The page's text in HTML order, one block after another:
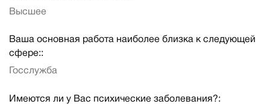
Высшее
Ваша основная работа наиболее близка к следующей
сфере::
Госслужба
Имеются ли у Вас психические заболевания?: